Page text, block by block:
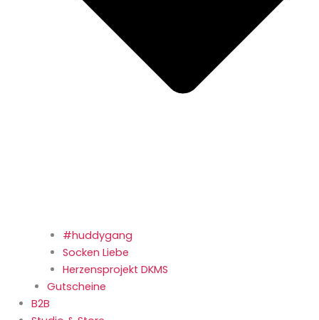
#huddygang
Socken Liebe
Herzensprojekt DKMS
Gutscheine
B2B